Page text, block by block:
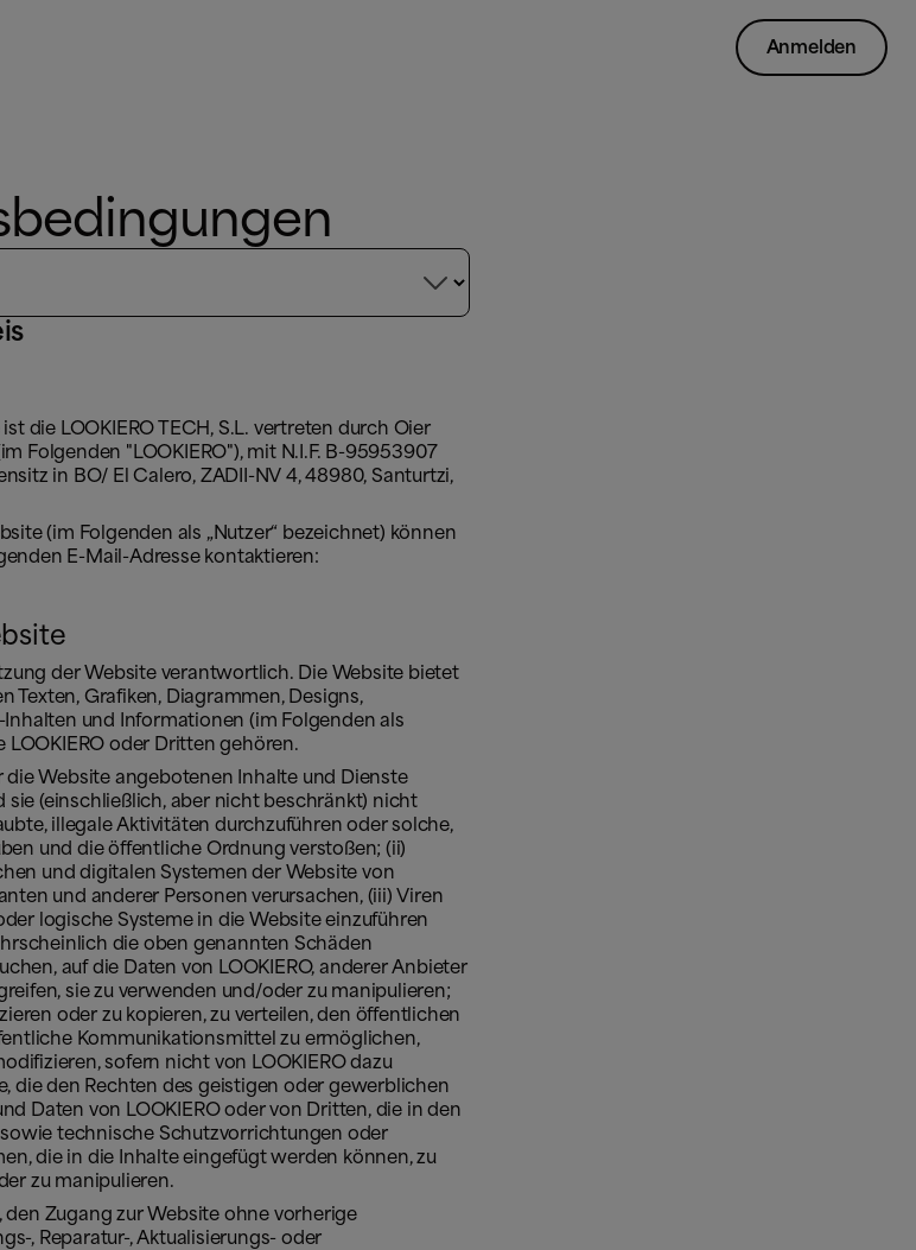
Anmelden

die LOOKIERO TECH, S.L. vertreten durch Oier
Folgenden "LOOKIERO"), mit N.I.F. B-95953907
in BO/ El Calero, ZADII-NV 4, 48980, Santurtzi,
(im Folgenden als „Nutzer“ bezeichnet) können
E-Mail-Adresse kontaktieren:
der Website verantwortlich. Die Website bietet
Texten, Grafiken, Diagrammen, Designs,
und Informationen (im Folgenden als
LOOKIERO oder Dritten gehören.
die Website angebotenen Inhalte und Dienste
sie (einschließlich, aber nicht beschränkt) nicht
illegale Aktivitäten durchzuführen oder solche,
und die öffentliche Ordnung verstoßen; (ii)
und digitalen Systemen der Website von
und anderer Personen verursachen, (iii) Viren
logische Systeme in die Website einzuführen
die oben genannten Schäden
auf die Daten von LOOKIERO, anderer Anbieter
sie zu verwenden und/oder zu manipulieren;
oder zu kopieren, zu verteilen, den öffentlichen
Kommunikationsmittel zu ermöglichen,
sofern nicht von LOOKIERO dazu
die den Rechten des geistigen oder gewerblichen
Daten von LOOKIERO oder von Dritten, die in den
technische Schutzvorrichtungen oder
die in die Inhalte eingefügt werden können, zu
zu manipulieren.
den Zugang zur Website ohne vorherige
, Reparatur-, Aktualisierungs- oder